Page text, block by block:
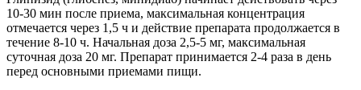
10-30 мин после приема, максимальная концентрация
отмечается через 1,5 ч и действие препарата продолжается в
течение 8-10 ч. Начальная доза 2,5-5 мг, максимальная
суточная доза 20 мг. Препарат принимается 2-4 раза в день
перед основными приемами пищи.